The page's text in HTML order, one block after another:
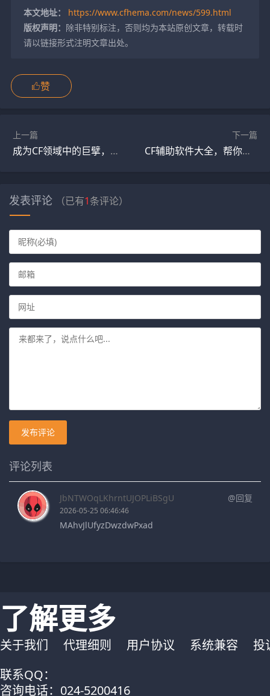
本文地址：
https://www.cfhema.com/news/599.html
版权声明： 除非特别标注，否则均为本站原创文章，转载时
请以链接形式注明文章出处。
赞
上一篇
成为CF领域中的巨擘，这些辅助软件是你必不可少的良友！
下一篇
CF辅助软件大全，帮你更好地掌握游戏节奏！
发表评论 （已有1条评论）
发布评论
评论列表
JbNTWOqLKhrntUJOPLiBSgU @回复
2026-05-25 06:46:46
MAhvJlUfyzDwzdwPxad
了解更多
关于我们 代理细则 用户协议 系统兼容
投
联系QQ：
咨询电话：024-5200416